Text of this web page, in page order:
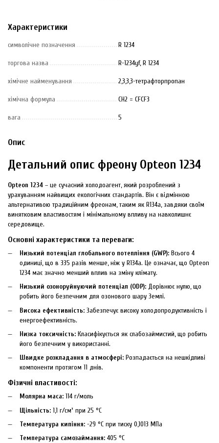
Характеристики
символічне позначення R 1234
торгова назва R-1234yf, R 1234
хімічне найменування 2,3,3,3-тетрафторпропан
хімічна формула СН2 = CFСF3
вага 5
Опис
Детальний опис фреону Opteon 1234
Opteon 1234 – це сучасний холодоагент, який розроблений з
урахуванням найвищих екологічних стандартів. Він є відмінною
альтернативою традиційним фреонам, таким як R134a, завдяки своїм
винятковим властивостям і мінімальному впливу на навколишнє
середовище.
Основні характеристики та переваги:
Низький потенціал глобального потепління (GWP): Всього 4
одиниці, що в 335 разів менше, ніж у R134a. Це означає, що Opteon
1234 має значно менший вплив на зміну клімату.
Низький озоноруйнуючий потенціал (ODP): Дорівнює нулю, що
робить його безпечним для озонового шару Землі.
Висока ефективність: Забезпечує високу холодопродуктивність і
енергоефективність.
Низка токсичність: Класифікується як слабозаймистий, що робить
його безпечним у використанні.
Швидке розкладання в атмосфері: Розпадається на нешкідливі
компоненти протягом 11 днів.
Фізичні властивості:
Молярна маса: 114 г/моль
Щільність: 1,1 г/см³ при 25 °C
Температура кипіння: -29 °C при тиску 0,1013 МПа
Температура самозаймання: 405 °C